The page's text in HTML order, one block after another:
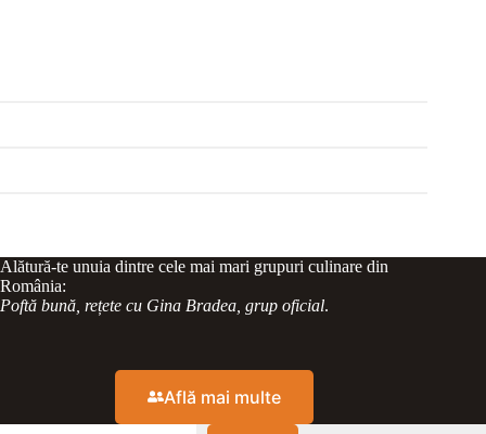
Alătură-te unuia dintre cele mai mari grupuri culinare din
România:
Poftă bună, rețete cu Gina Bradea, grup oficial.
Află mai multe